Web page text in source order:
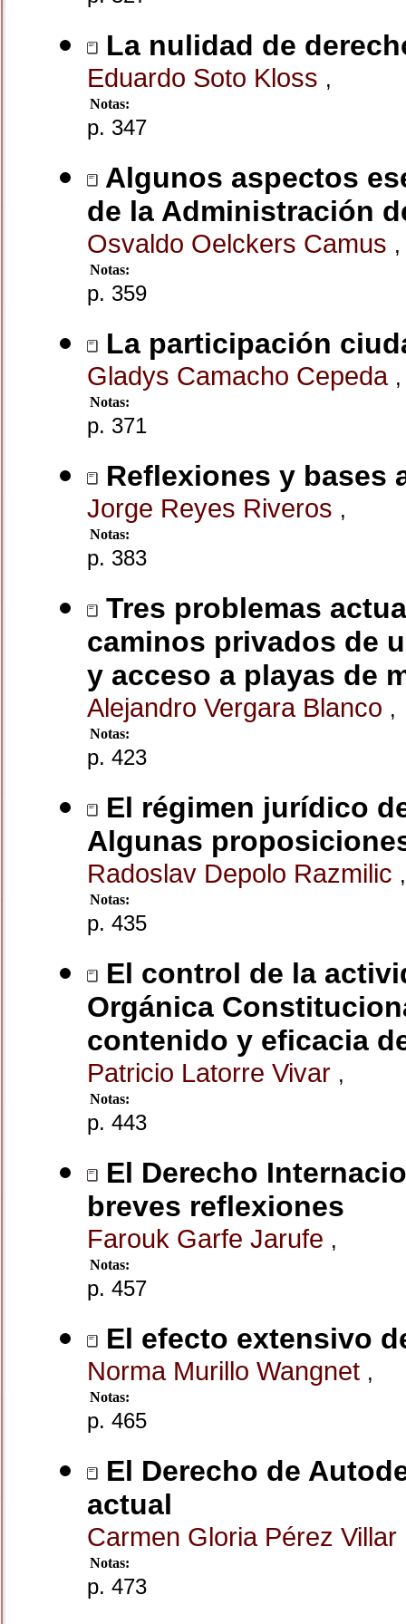
La nulidad de
Eduardo Soto Kloss ,
Notas:
p. 347
Algunos aspectos
de la Administración
Osvaldo Oelckers Camus ,
Notas:
p. 359
La participación
Gladys Camacho Cepeda ,
Notas:
p. 371
Reflexiones y bases
Jorge Reyes Riveros ,
Notas:
p. 383
Tres problemas
caminos privados de
y acceso a playas de
Alejandro Vergara Blanco ,
Notas:
p. 423
El régimen jurídico
Algunas
Radoslav Depolo Razmilic ,
Notas:
p. 435
El control de la
Orgánica
contenido y eficacia
Patricio Latorre Vivar ,
Notas:
p. 443
El Derecho
breves reflexiones
Farouk Garfe Jarufe ,
Notas:
p. 457
El efecto extensivo
Norma Murillo Wangnet ,
Notas:
p. 465
El Derecho de
actual
Carmen Gloria Pérez Villar
Notas:
p. 473